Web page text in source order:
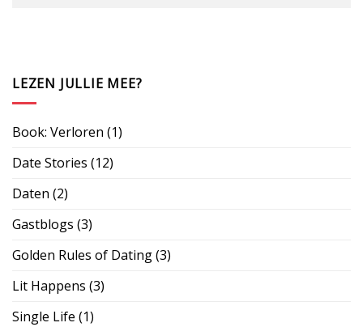
LEZEN JULLIE MEE?
Book: Verloren (1)
Date Stories (12)
Daten (2)
Gastblogs (3)
Golden Rules of Dating(3)
Lit Happens (3)
Single Life (1)